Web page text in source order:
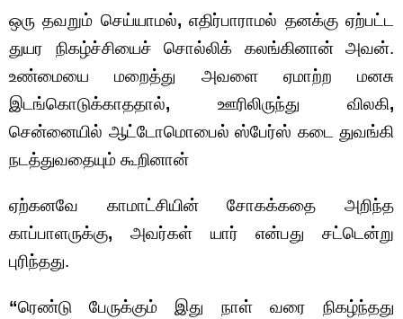
ஒரு தவறும் செய்யாமல்,எதிர்பாராமல் தனக்கு ஏற்பட்ட
துயர நிகழ்ச்சியைச் சொல்லிக் கலங்கினான் அவன்.
உண்மையை மறைத்து அவளை ஏமாற்ற மனசு
இடங்கொடுக்காததால், ஊரிலிருந்து விலகி,
சென்னையில் ஆட்டோமொபைல் ஸ்பேர்ஸ் கடை துவங்கி
நடத்துவதையும் கூறினான்
ஏற்கனவே காமாட்சியின் சோகக்கதை அறிந்த
காப்பாளருக்கு, அவர்கள் யார் என்பது சட்டென்று
புரிந்தது.
“ரெண்டு பேருக்கும் இது நாள் வரை நிகழ்ந்தது